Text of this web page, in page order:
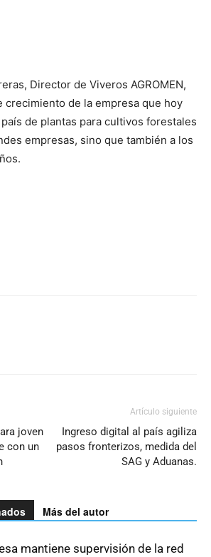
Director de Viveros AGROMEN,
crecimiento de la empresa que hoy
de plantas para cultivos forestales
empresas, sino que también a los
joven
con un
Artículo siguiente
Ingreso digital al país agiliza
pasos fronterizos, medida del
SAG y Aduanas.
Más del autor
mantiene supervisión de la red